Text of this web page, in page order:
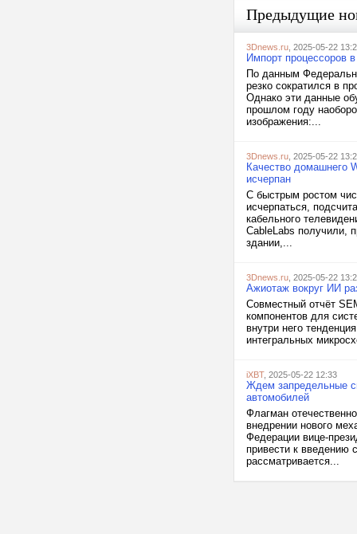
Предыдущие
3Dnews.ru , 2025-05-22
Импорт процессоров
По данным
резко сократился в
Однако эти данные
прошлом году
изображения:...
3Dnews.ru , 2025-05-22
Качество домашнего
исчерпан
С быстрым ростом
исчерпаться,
кабельного
CableLabs получили,
здании,...
3Dnews.ru , 2025-05-22
Ажиотаж вокруг ИИ
Совместный отчёт
компонентов для
внутри него
интегральных
iXBT, 2025-05-22 12:33
Ждем запредельные
автомобилей
Флагман
внедрении нового
Федерации вице-
привести к введению
рассматривается...